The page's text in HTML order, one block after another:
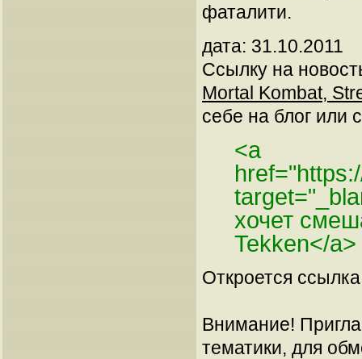
фаталити.
дата: 31.10.2011
Ссылку на
Mortal Kombat,
себе на блог или
<a
хочет
Tekken</a>
Откроется
Внимание!
тематики, для